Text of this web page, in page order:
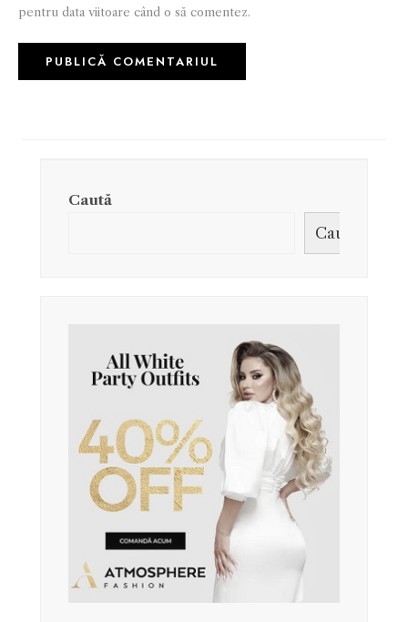
pentru data viitoare când o să comentez.
Caută
Caută